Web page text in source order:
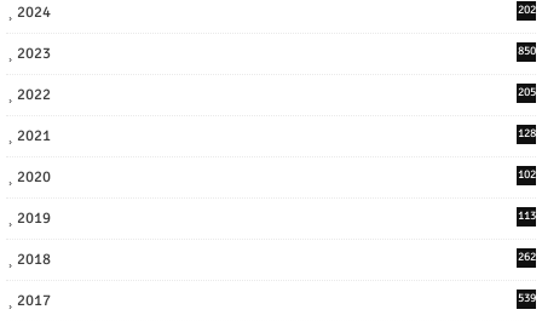
2024
202
2023 850
2022
205
2021
128
2020
102
2019
113
2018
262
2017
539